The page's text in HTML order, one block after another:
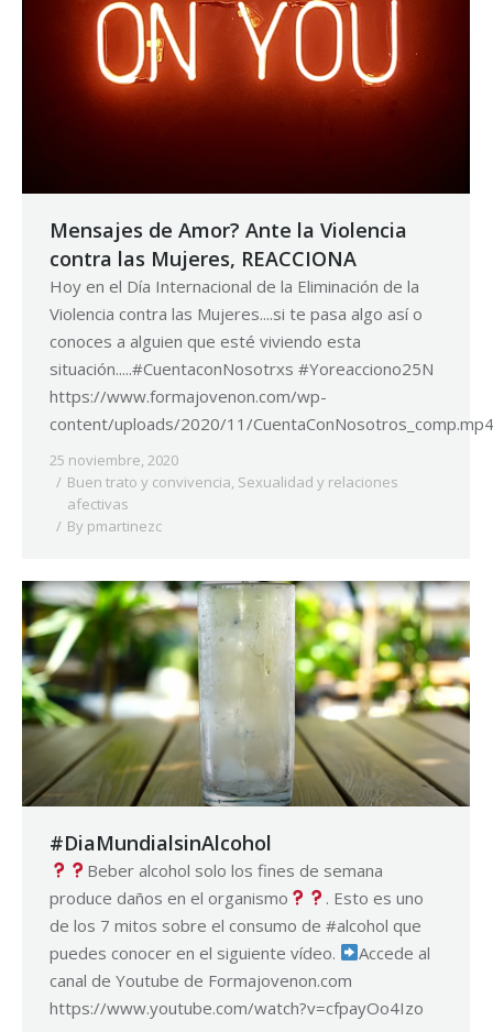
Mensajes de Amor? Ante la Violencia
contra las Mujeres, REACCIONA
Hoy en el Día Internacional de la Eliminación de la
Violencia contra las Mujeres....si te pasa algo así o
conoces a alguien que esté viviendo esta
situación.....#CuentaconNosotrxs #Yoreacciono25N
https://www.formajovenon.com/wp-
content/uploads/2020/11/CuentaConNosotros_comp.mp4
25 noviembre, 2020
Buen trato y convivencia, Sexualidad y relaciones
afectivas
By pmartinezc
#DiaMundialsinAlcohol
Beber alcohol solo los fines de semana
produce daños en el organismo
. Esto es uno
de los 7 mitos sobre el consumo de #alcohol que
puedes conocer en el siguiente vídeo.
Accede al
canal de Youtube de Formajovenon.com
https://www.youtube.com/watch?v=cfpayOo4Izo